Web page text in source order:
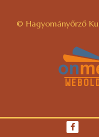
© Hagyományőrző